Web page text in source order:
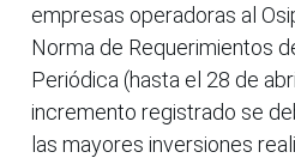
empresas operadoras al
Norma de Requerimientos
Periódica (hasta el 28 de
incremento registrado se
las mayores inversiones